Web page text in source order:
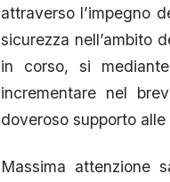
attraverso l’impegno
sicurezza nell’ambito
in corso, si
incrementare nel
doveroso supporto alle
Massima attenzione